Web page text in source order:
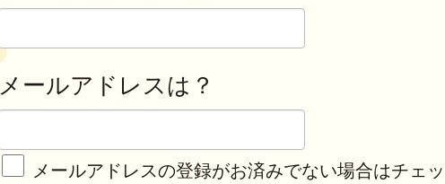
メールアドレスは？
メールアドレスの登録がお済みでない場合はチェ